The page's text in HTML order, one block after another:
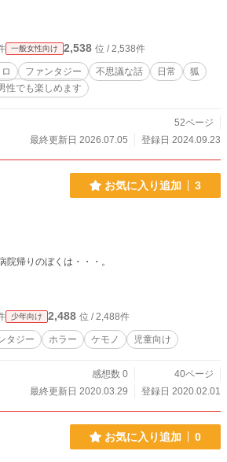
一般女性向け 2,538 位 / 2,538件
ファンタジー 不思議な話 日常
狐
性でも楽しめます
52ページ
最終更新日 2026.07.05
登録日 2024.09.23
お気に入り追加 3
院帰りのぼくは・・・。
少年向け 2,488 位 / 2,488件
タジー ホラー ケモノ 児童向け
感想数 0
40ページ
最終更新日 2020.03.29
登録日 2020.02.01
お気に入り追加 0